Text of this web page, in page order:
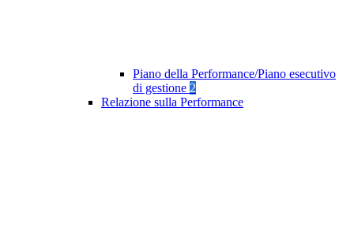
Piano della Performance/Piano esecutivo
di gestione 2
Relazione sulla Performance